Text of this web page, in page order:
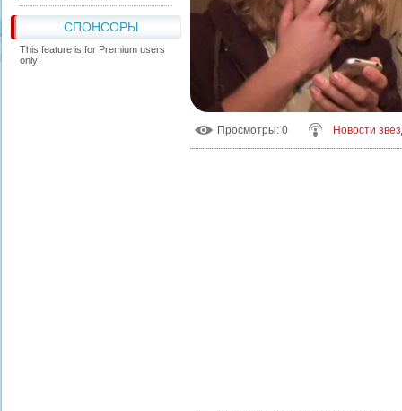
СПОНСОРЫ
This feature is for Premium users
only!
Просмотры: 0 Новости